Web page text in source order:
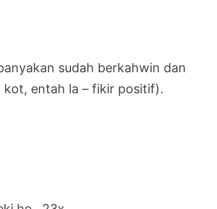
sudah berkahwin dan
kot, entah la – fikir positif).